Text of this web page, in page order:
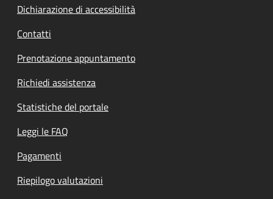
Dichiarazione di accessibilità
Contatti
Prenotazione appuntamento
Richiedi assistenza
Statistiche del portale
Leggi le FAQ
Pagamenti
Riepilogo valutazioni